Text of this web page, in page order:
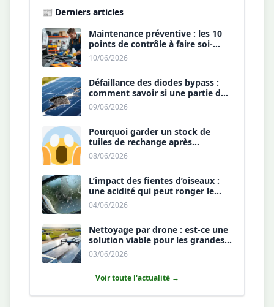
📰 Derniers articles
Maintenance préventive : les 10
points de contrôle à faire soi-
même chaque année.
10/06/2026
Défaillance des diodes bypass :
comment savoir si une partie de
votre panneau est morte ?
09/06/2026
Pourquoi garder un stock de
tuiles de rechange après
l’installation est une sécurité ?
08/06/2026
L’impact des fientes d’oiseaux :
une acidité qui peut ronger le
revêtement antireflet ?
04/06/2026
Nettoyage par drone : est-ce une
solution viable pour les grandes
toitures agricoles ?
03/06/2026
Voir toute l'actualité →